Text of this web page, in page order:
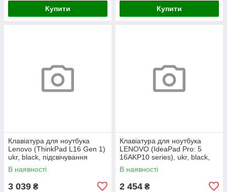
Купити Купити
Клавіатура для ноутбука
Lenovo (ThinkPad L16 Gen 1)
ukr, black, підсвічування
клавіш (copilot)
В наявності
3 039 ₴
Клавіатура для ноутбука
LENOVO (IdeaPad Pro: 5
16AKP10 series), ukr, black,
без кадру, підсвічування
клавіш
В наявності
2 454 ₴